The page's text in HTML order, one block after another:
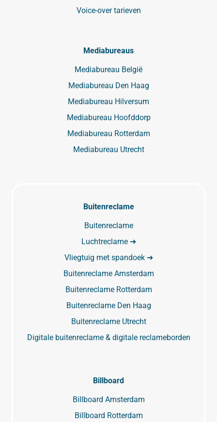
Voice-over tarieven
Mediabureaus
Mediabureau België
Mediabureau Den Haag
Mediabureau Hilversum
Mediabureau Hoofddorp
Mediabureau Rotterdam
Mediabureau Utrecht
Buitenreclame
Buitenreclame
Luchtreclame ➔
Vliegtuig met spandoek ➔
Buitenreclame Amsterdam
Buitenreclame Rotterdam
Buitenreclame Den Haag
Buitenreclame Utrecht
Digitale buitenreclame & digitale reclameborden
Billboard
Billboard Amsterdam
Billboard Rotterdam